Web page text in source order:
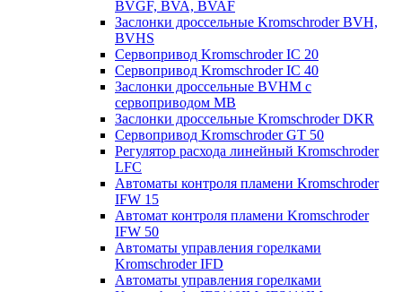
BVGF, BVA, BVAF
Заслонки дроссельные Kromschroder BVH,
BVHS
Сервопривод Kromschroder IC 20
Сервопривод Kromschroder IC 40
Заслонки дроссельные BVHM с
сервоприводом МВ
Заслонки дроссельные Kromschroder DKR
Cервопривод Kromschroder GT 50
Регулятор расхода линейный Kromschroder
LFC
Автоматы контроля пламени Kromschroder
IFW 15
Автомат контроля пламени Kromschroder
IFW 50
Автоматы управления горелками
Kromschroder IFD
Автоматы управления горелками